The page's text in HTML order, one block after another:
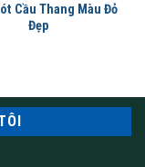
Cầu Thang Màu Đỏ
Đẹp